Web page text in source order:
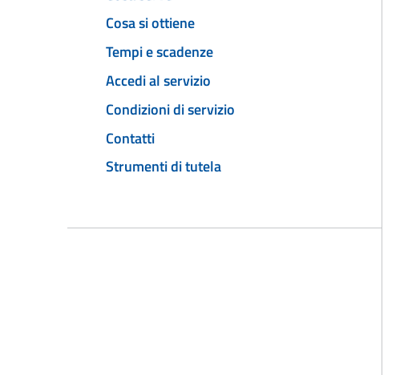
Cosa si ottiene
Tempi e scadenze
Accedi al servizio
Condizioni di servizio
Contatti
Strumenti di tutela